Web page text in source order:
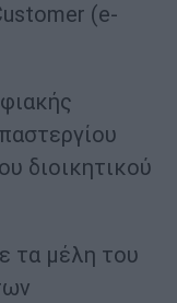
(e-
διοικητικού
τα μέλη του